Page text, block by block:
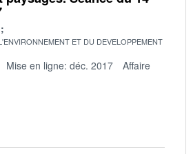
ET DU DEVELOPPEMENT
Mise en ligne: déc. 2017
Affaire